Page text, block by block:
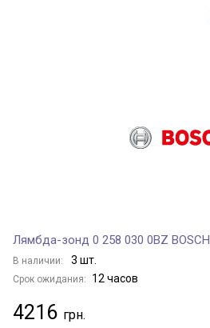
Лямбда-зонд 0 258 030 0BZ BOSCH
В наличии: 3 шт.
Срок ожидания: 12 часов
4216